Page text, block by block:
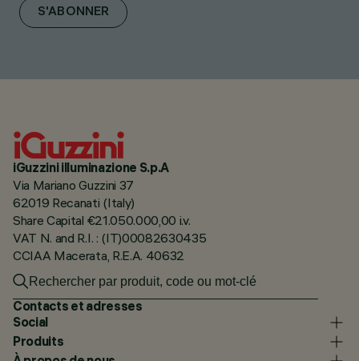
S'ABONNER
iGuzzini illuminazione S.p.A
Via Mariano Guzzini 37
62019 Recanati (Italy)
Share Capital €21.050.000,00 i.v.
VAT N. and R.I. : (IT)00082630435
CCIAA Macerata, R.E.A. 40632
Contacts et adresses
Social
Produits